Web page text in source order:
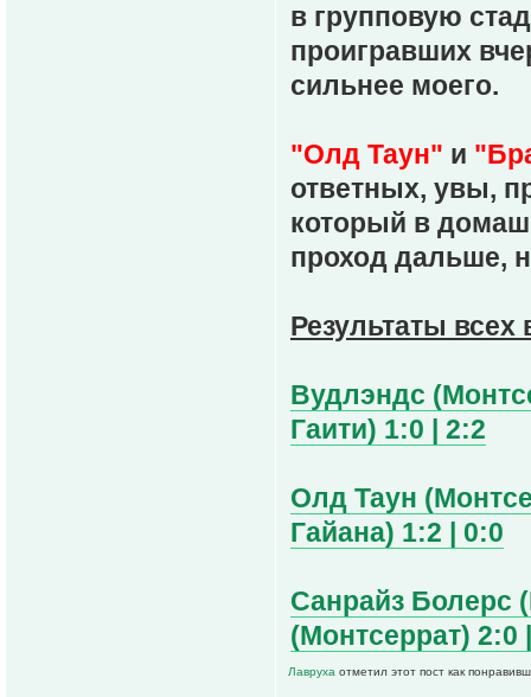
в групповую
проигравших
сильнее моего.
"Олд Таун" и
ответных, увы,
который в
проход дальше,
Результаты
Вудлэндс
Гаити) 1:0 | 2:2
Олд Таун
Гайана) 1:2 | 0:0
Санрайз Болерс
(Монтсеррат) 2:0
Лавруха отметил этот пост как